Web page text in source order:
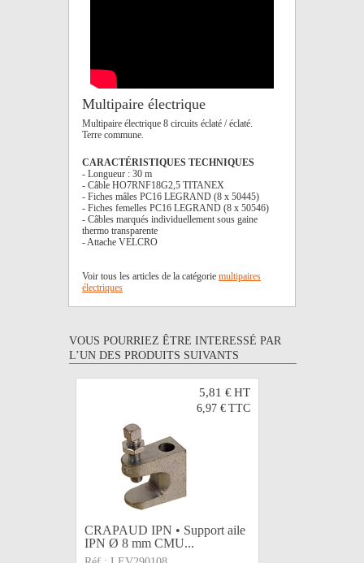
Multipaire électrique
Multipaire électrique 8 circuits éclaté / éclaté.
Terre commune.
CARACTÉRISTIQUES TECHNIQUES
- Longueur : 30 m
- Câble HO7RNF18G2,5 TITANEX
- Fiches mâles PC16 LEGRAND (8 x 50445)
- Fiches femelles PC16 LEGRAND (8 x 50546)
- Câbles marqués individuellement sous gaine
thermo transparente
- Attache VELCRO
Voir tous les articles de la catégorie multipaires
électriques
VOUS POURRIEZ ÊTRE INTERESSÉ PAR
L’UN DES PRODUITS SUIVANTS
5,81 €HT
6,97 € TTC
CRAPAUD IPN • Support aile
IPN Ø 8 mm CMU...